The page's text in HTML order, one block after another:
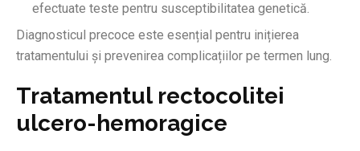
efectuate teste pentru susceptibilitatea genetică.
Diagnosticul precoce este esențial pentru inițierea
tratamentului și prevenirea complicațiilor pe termen lung.
Tratamentul rectocolitei
ulcero-hemoragice